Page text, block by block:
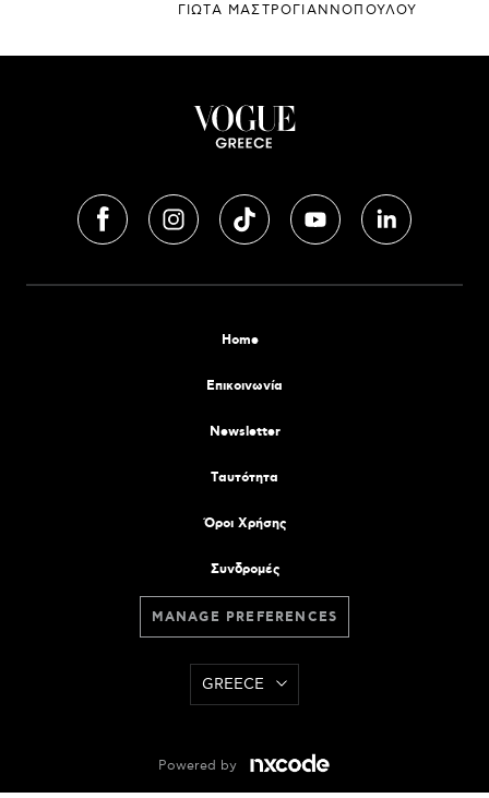
ΓΙΩΤΑ ΜΑΣΤΡΟΓΙΑΝΝΟΠΟΥΛΟΥ
Home
Επικοινωνία
Newsletter
Tαυτότητα
Όροι Χρήσης
Συνδρομές
MANAGE PREFERENCES
GREECE
Powered by